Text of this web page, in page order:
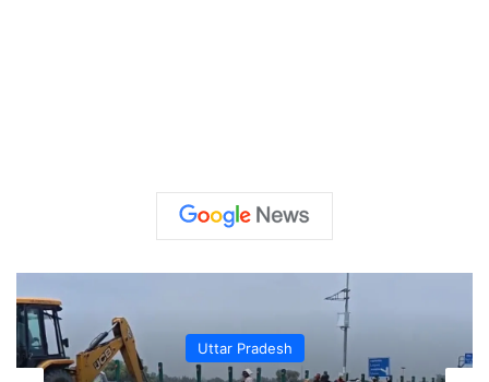
Uttar Pradesh